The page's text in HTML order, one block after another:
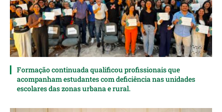
Formação continuada qualificou profissionais que
acompanham estudantes com deficiência nas unidades
escolares das zonas urbana e rural.